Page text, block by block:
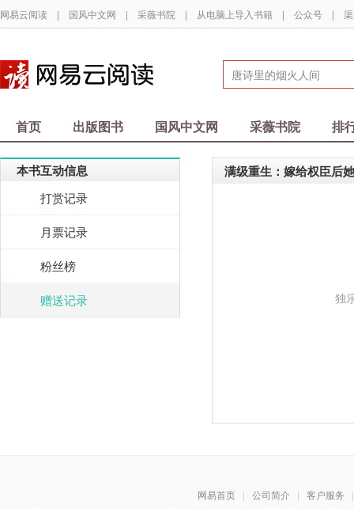
网易云阅读 | 国风中文网 | 采薇书院 | 从电脑上导入书籍 | 公众号 |
首页 出版图书 国风中文网 采薇书院 排
本书互动信息
打赏记录
月票记录
粉丝榜
赠送记录
满级重生：嫁给权臣后
独
网易首页 | 公司简介 | 客户服务
|